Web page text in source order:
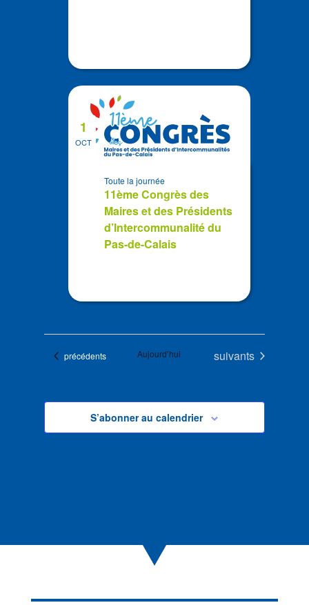
OCT
1
11ème Congrès des
Maires et des Présidents
d’Intercommunalité du
Pas-de-Calais
Toute la journée
Évènements
précédents Aujourd’hui Évènements
suivants
S’abonner au calendrier